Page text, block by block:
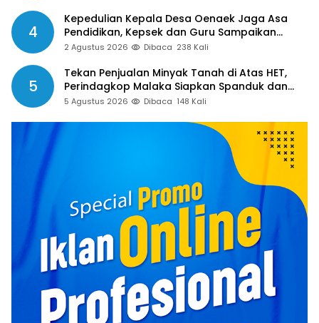
4
Kepedulian Kepala Desa Oenaek Jaga Asa
Pendidikan, Kepsek dan Guru Sampaikan
Apresiasi
2 Agustus 2026 Dibaca 238 Kali
5
Tekan Penjualan Minyak Tanah di Atas HET,
Perindagkop Malaka Siapkan Spanduk dan
Nomor Pengaduan
5 Agustus 2026 Dibaca 148 Kali